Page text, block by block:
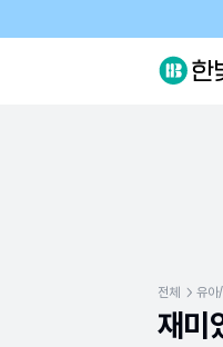
전체 유아
재미